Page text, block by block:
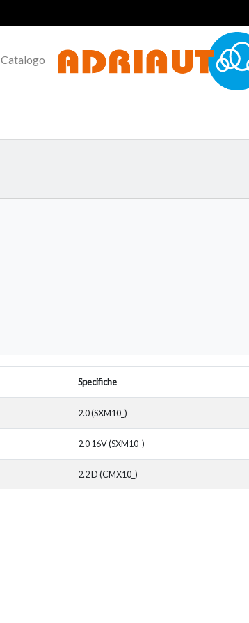
Catalogo
Specifiche
2.0 (SXM10_)
2.0 16V (SXM10_)
2.2 D (CMX10_)